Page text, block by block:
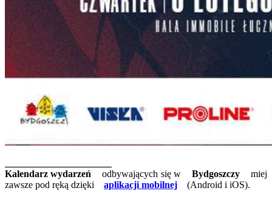
Kalendarz wydarzeń
odbywających się wBydgoszczy
miej
zawsze pod ręką dzięki aplikacji mobilnej (Android i iOS).